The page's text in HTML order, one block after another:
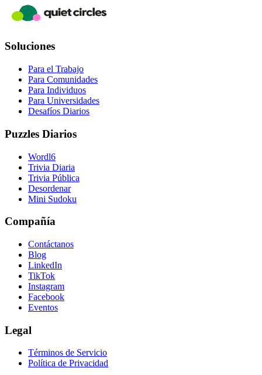
Soluciones
Para el Trabajo
Para Comunidades
Para Individuos
Para Universidades
Desafíos Diarios
Puzzles Diarios
Wordl6
Trivia Diaria
Trivia Pública
Desordenar
Mini Sudoku
Compañía
Contáctanos
Blog
LinkedIn
TikTok
Instagram
Facebook
Eventos
Legal
Términos de Servicio
Política de Privacidad